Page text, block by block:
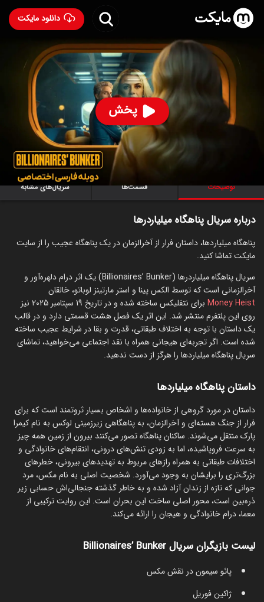
دانلود مایکت
پخش
سریال پناهگاه میلیاردرها با دوبله فارسی - Billionaires'
Bunker 2024
۵.۶
ساخت اسپانیا سال 2024
رده سنی ۱۸+
درام عاشقانه علمی‌تخیلی
توضیحات قسمت‌ها سریال‌های مشابه
درباره سریال پناهگاه میلیاردرها
پناهگاه میلیاردها، داستان فرار از آخرالزمان در یک پناهگاه عجیب را از سایت
مایکت تماشا کنید.
سریال پناهگاه میلیاردرها (Billionaires’ Bunker) یک اثر درام دلهره‌آور و
آخرالزمانی است که توسط الکس پینا و استر مارتینز لوباتو، خالقان
Money Heist
برای نتفلیکس ساخته شده و در تاریخ 19 سپتامبر 2025 نیز
روی این پلتفرم منتشر شد. این اثر یک فصل هشت قسمتی دارد و در قالب
یک داستان با توجه به اختلاف طبقاتی، قدرت و بقا در شرایط عجیب ساخته
شده است. اگر تجربه‌ای هیجانی همراه با نقد اجتماعی می‌خواهید، تماشای
سریال پناهگاه میلیاردها را هرگز از دست ندهید.
داستان پناهگاه میلیاردها
داستان در مورد گروهی از خانواده‌ها و اشخاص بسیار ثروتمند است که برای
فرار از جنگ هسته‌ای و آخرالزمان، به پناهگاهی زیرزمینی لوکس به نام کیمرا
پارک منتقل می‌شوند. ساکنان پناهگاه تصور می‌کنند بیرون از زمین همه چیز
به سرعت فروپاشیده، اما به زودی تنش‌های درونی، انتقام‌های خانوادگی و
اختلافات طبقاتی به همراه رازهای مربوط به تهدیدهای بیرونی، خطرهای
بزرگ‌تری را برایشان به وجود می‌آورد. شخصیت اصلی به نام مکس، مرد
جوانی که تازه از زندان آزاد شده و به خاطر گذشته جنجالی‌اش حسابی زیر
ذره‌بین است، محور اصلی ساخت این بحران است. این روایت ترکیبی از
معما، درام خانوادگی و هیجان را ارائه می‌کند.
لیست بازیگران سریال Billionaires’ Bunker
پائو سیمون در نقش مکس
ژاکین فوریل